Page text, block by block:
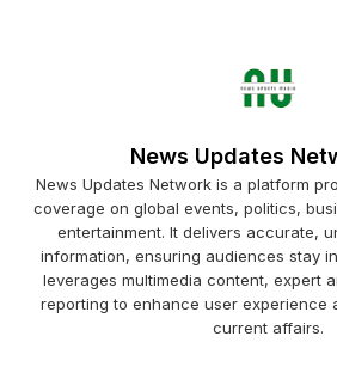
News Updates
News Updates Network is a platform
coverage on global events, politics,
entertainment. It delivers accurate,
information, ensuring audiences stay
leverages multimedia content, expert
reporting to enhance user experience
current affairs.